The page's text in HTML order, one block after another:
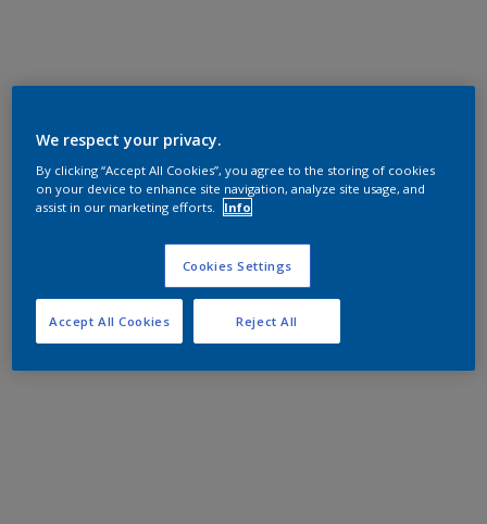
We respect your privacy.
By clicking “Accept All Cookies”, you agree to the storing of cookies
on your device to enhance site navigation, analyze site usage, and
assist in our marketing efforts.
Info
Cookies Settings
Reject All
Accept All Cookies